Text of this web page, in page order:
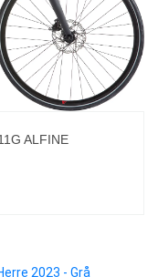
ALFINE